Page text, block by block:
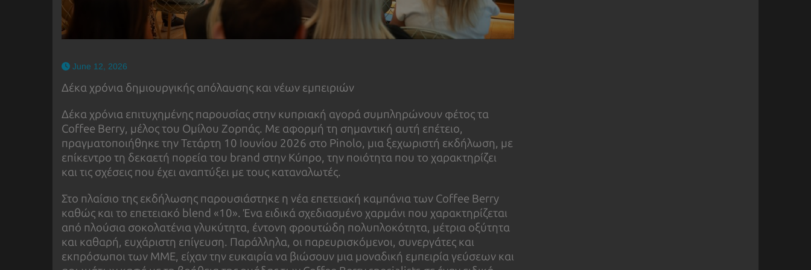
June 12, 2026
Δέκα χρόνια δημιουργικής απόλαυσης και νέων εμπειριών
Δέκα χρόνια επιτυχημένης παρουσίας στην κυπριακή αγορά συμπληρώνουν φέτος τα
Coffee Berry, μέλος του Ομίλου Ζορπάς. Με αφορμή τη σημαντική αυτή επέτειο,
πραγματοποιήθηκε την Τετάρτη 10 Ιουνίου 2026 στο Pinolo, μια ξεχωριστή εκδήλωση, με
επίκεντρο τη δεκαετή πορεία του brand στην Κύπρο, την ποιότητα που το χαρακτηρίζει
και τις σχέσεις που έχει αναπτύξει με τους καταναλωτές.
Στο πλαίσιο της εκδήλωσης παρουσιάστηκε η νέα επετειακή καμπάνια των Coffee Berry
καθώς και το επετειακό blend «10». Ένα ειδικά σχεδιασμένο χαρμάνι που χαρακτηρίζεται
από πλούσια σοκολατένια γλυκύτητα, έντονη φρουτώδη πολυπλοκότητα, μέτρια οξύτητα
και καθαρή, ευχάριστη επίγευση. Παράλληλα, οι παρευρισκόμενοι, συνεργάτες και
εκπρόσωποι των ΜΜΕ, είχαν την ευκαιρία να βιώσουν μια μοναδική εμπειρία γεύσεων και